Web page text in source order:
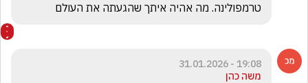
טרמפולינה. מה אהיה איתך שהגעתה את העולם
19:08 - 31.01.2026
משה כהן